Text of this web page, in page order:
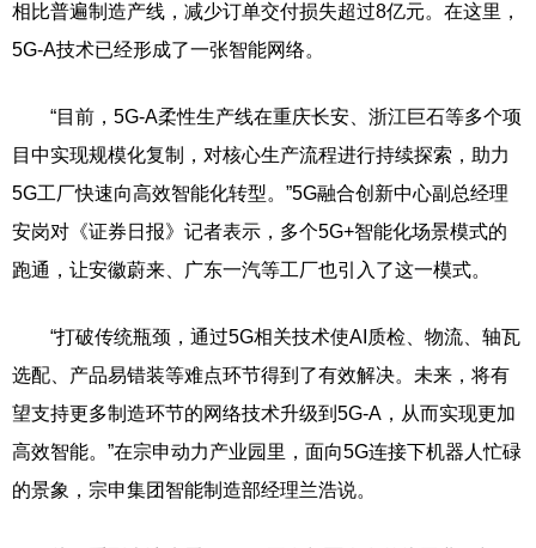
相比普遍制造产线，减少订单交付损失超过8亿元。在这里，
5G-A技术已经形成了一张智能网络。
“目前，5G-A柔性生产线在重庆长安、浙江巨石等多个项
目中实现规模化复制，对核心生产流程进行持续探索，助力
5G工厂快速向高效智能化转型。”5G融合创新中心副总经理
安岗对《证券日报》记者表示，多个5G+智能化场景模式的
跑通，让安徽蔚来、广东一汽等工厂也引入了这一模式。
“打破传统瓶颈，通过5G相关技术使AI质检、物流、轴瓦
选配、产品易错装等难点环节得到了有效解决。未来，将有
望支持更多制造环节的网络技术升级到5G-A，从而实现更加
高效智能。”在宗申动力产业园里，面向5G连接下机器人忙碌
的景象，宗申集团智能制造部经理兰浩说。